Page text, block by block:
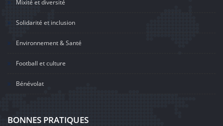
Mixité et diversité
Solidarité et inclusion
Environnement & Santé
Football et culture
Bénévolat
BONNES PRATIQUES